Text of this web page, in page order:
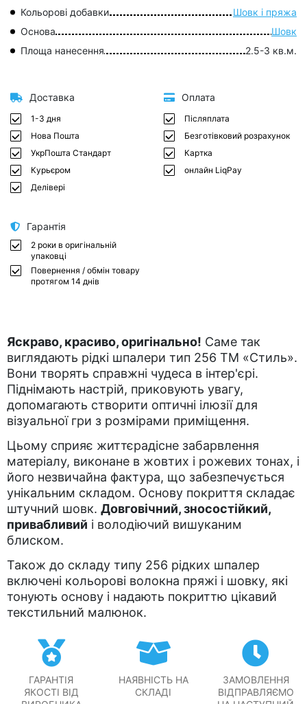
Кольорові добавки
Шовк і пряжа
Основа
Шовк
Площа нанесення
2.5-3 кв.м.
Доставка
1-3 дня
Нова Пошта
УкрПошта Стандарт
Курьєром
Делівері
Оплата
Післяплата
Безготівковий розрахунок
Картка
онлайн LiqPay
Гарантія
2 роки в оригінальній
упаковці
Повернення / обмін товару
протягом 14 днів
Яскраво, красиво, оригінально! Саме так
виглядають рідкі шпалери тип 256 ТМ «Стиль».
Вони творять справжні чудеса в інтер'єрі.
Піднімають настрій, приковують увагу,
допомагають створити оптичні ілюзії для
візуальної гри з розмірами приміщення.
Цьому сприяє життєрадісне забарвлення
матеріалу, виконане в жовтих і рожевих тонах, і
його незвичайна фактура, що забезпечується
унікальним складом. Основу покриття складає
штучний шовк. Довговічний, зносостійкий,
привабливий і володіючий вишуканим
блиском.
Також до складу типу 256 рідких шпалер
включені кольорові волокна пряжі і шовку, які
тонують основу і надають покриттю цікавий
текстильний малюнок.
ГАРАНТІЯ
ЯКОСТІ ВІД
НАЯВНІСТЬ НА
СКЛАДІ
ЗАМОВЛЕННЯ
ВІДПРАВЛЯЄМО